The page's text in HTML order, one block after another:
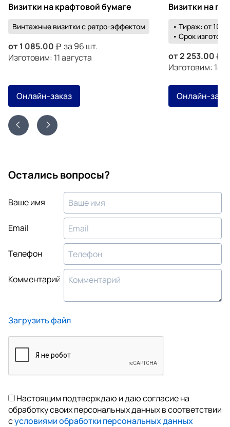
Визитки на крафтовой бумаге
Винтажные визитки с ретро-эффектом
от 1 085.00
за 96 шт.
Изготовим: 11 августа
Онлайн-заказ
Визитки на
• Тираж: от 100
• Срок
от2 253.00
Изготовим: 14
Онлайн-
Остались вопросы?
Ваше имя
Email
Телефон
Комментарий
Загрузить файл
Настоящим подтверждаю и даю согласие на
обработку своих персональных данных в соответствии
сусловиями обработки персональных данных